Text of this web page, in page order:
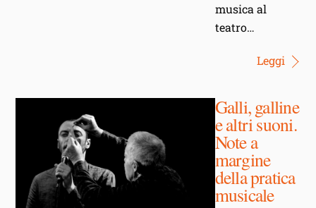
musica al
teatro…
Leggi
Galli, galline
e altri suoni.
Note a
margine
della pratica
musicale